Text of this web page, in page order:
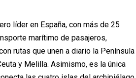
líder en España, con más de 25
marítimo de pasajeros,
rutas que unen a diario la Península
y Melilla. Asimismo, es la única